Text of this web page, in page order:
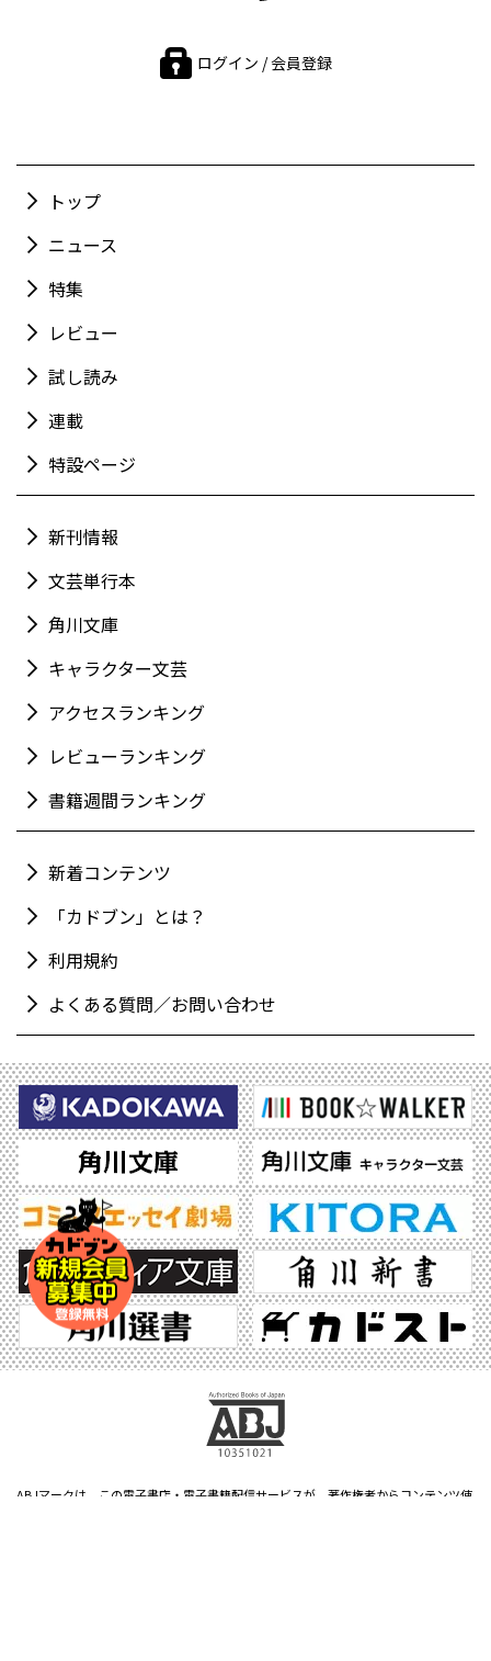
ログイン / 会員登録
トップ
ニュース
特集
レビュー
試し読み
連載
特設ページ
新刊情報
文芸単行本
角川文庫
キャラクター文芸
アクセスランキング
レビューランキング
書籍週間ランキング
新着コンテンツ
「カドブン」とは？
利用規約
よくある質問／お問い合わせ
ABJマークは、この電子書店・電子書籍配信サービスが、著作権者からコンテンツ使